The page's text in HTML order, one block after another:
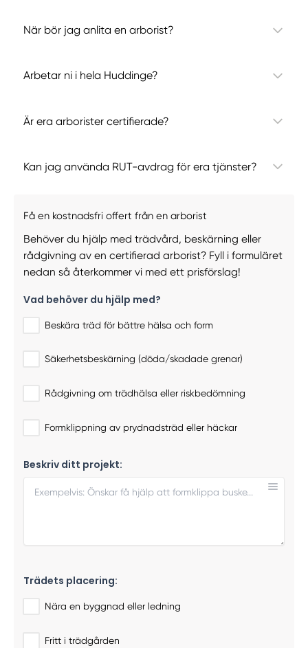
När bör jag anlita en arborist?
Arbetar ni i hela Huddinge?
Är era arborister certifierade?
Kan jag använda RUT-avdrag för era tjänster?
Få en kostnadsfri offert från en arborist
Behöver du hjälp med trädvård, beskärning eller
rådgivning av en certifierad arborist? Fyll i formuläret
nedan så återkommer vi med ett prisförslag!
Vad behöver du hjälp med?
Beskära träd för bättre hälsa och form
Säkerhetsbeskärning (döda/skadade grenar)
Rådgivning om trädhälsa eller riskbedömning
Formklippning av prydnadsträd eller häckar
Beskriv ditt projekt:
Trädets placering:
Nära en byggnad eller ledning
Fritt i trädgården